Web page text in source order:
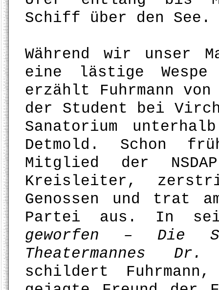
Schiff über den See.
Während wir unser
eine lästige Wespe
erzählt Fuhrmann
der Student bei
Sanatorium
Detmold. Schon
Mitglied der
Kreisleiter,
Genossen und trat
Partei aus. In
geworfen – Die
Theatermannes Dr.
schildert